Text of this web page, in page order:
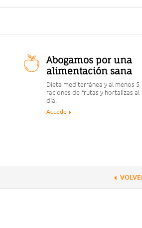
Abogamos por una
alimentación sana
Dieta mediterránea y al menos 5
raciones de frutas y hortalizas al
día.
Accede